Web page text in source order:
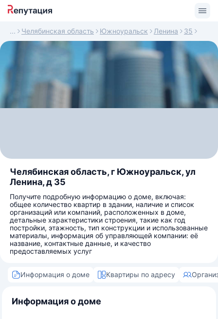
Челябинская область Южноуральск Ленина 35
Челябинская область, г Южноуральск, ул
Ленина, д 35
Получите подробную информацию о доме, включая:
общее количество квартир в здании, наличие и список
организаций или компаний, расположенных в доме,
детальные характеристики строения, такие как год
постройки, этажность, тип конструкции и использованные
материалы, информация об управляющей компании: её
название, контактные данные, и качество
предоставляемых услуг
Информация о доме Квартиры по адресу
Информация о доме